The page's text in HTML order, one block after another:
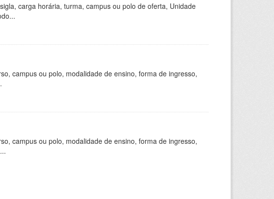
carga horária, turma, campus ou polo de oferta, Unidade
campus ou polo, modalidade de ensino, forma de ingresso,
campus ou polo, modalidade de ensino, forma de ingresso,